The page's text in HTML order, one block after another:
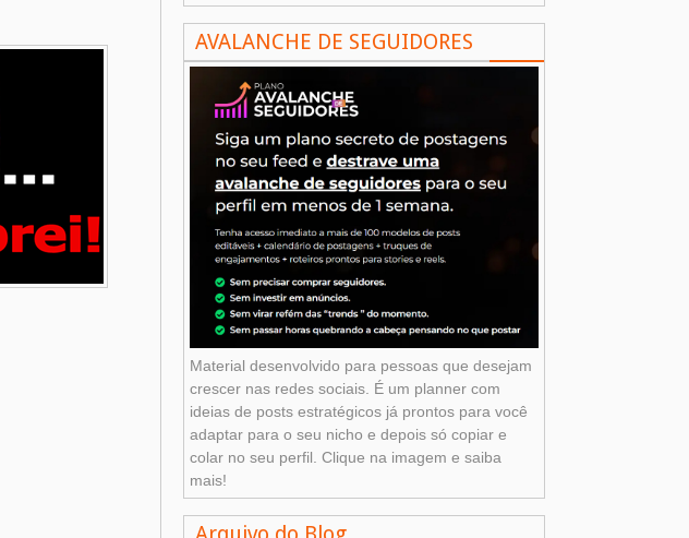
AVALANCHE DE SEGUIDORES
Material desenvolvido para pessoas que desejam
crescer nas redes sociais. É um planner com
ideias de posts estratégicos já prontos para você
adaptar para o seu nicho e depois só copiar e
colar no seu perfil. Clique na imagem e saiba
mais!